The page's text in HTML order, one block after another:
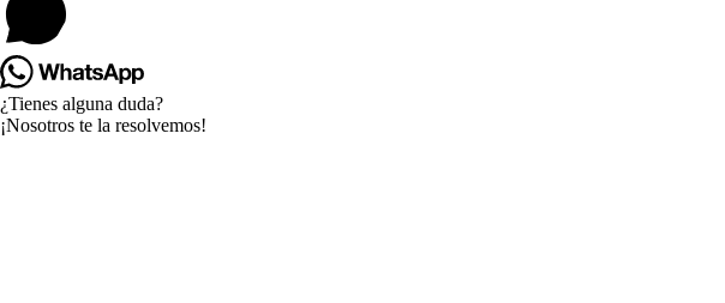
¿Tienes alguna duda?
¡Nosotros te la resolvemos!